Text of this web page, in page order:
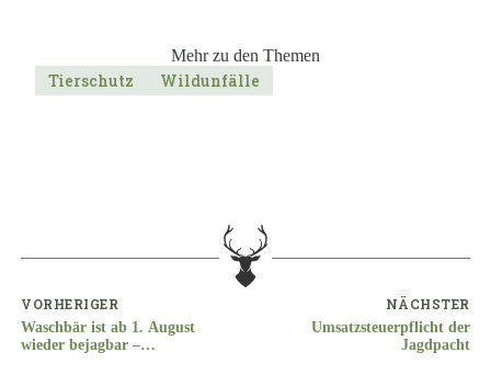
Mehr zu den Themen
Tierschutz Wildunfälle
VORHERIGER
Waschbär ist ab 1. August
wieder bejagbar –
NÄCHSTER
Umsatzsteuerpflicht der
Jagdpacht